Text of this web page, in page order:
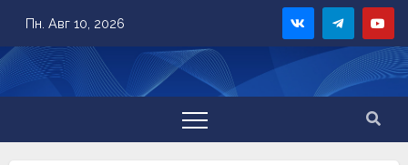
content
Пн. Авг 10, 2026